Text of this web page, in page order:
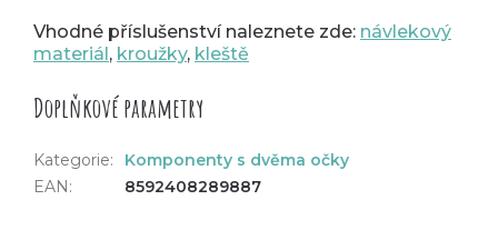
Vhodné příslušenství naleznete zde: návlekový
materiál, kroužky, kleště
Doplňkové parametry
Kategorie:
Komponenty s dvěma očky
EAN: 8592408289887